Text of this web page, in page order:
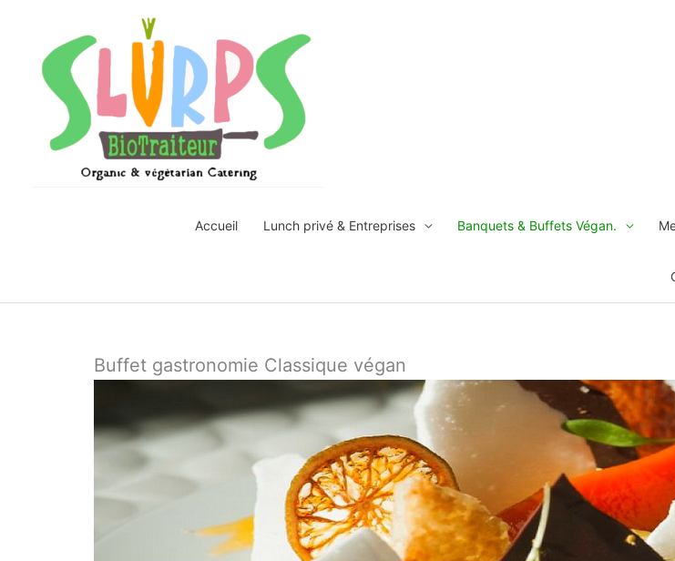
contenu
Accueil Lunch privé & Entreprises Banquets & Buffets Végan.
Buffet gastronomie Classique végan